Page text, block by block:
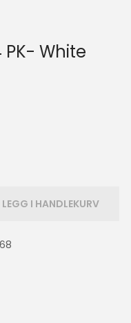
PK- White
LEGG I HANDLEKURV